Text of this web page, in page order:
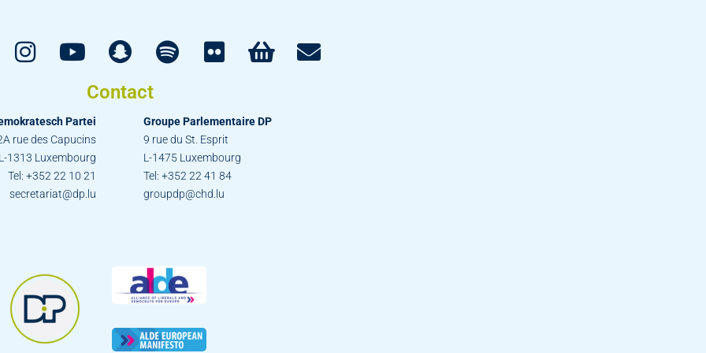
Contact
Partei
rue des Capucins
1313 Luxembourg
Tel: +352 22 10 21
secretariat@dp.lu
Groupe Parlementaire DP
9 rue du St. Esprit
L-1475 Luxembourg
Tel: +352 22 41 84
groupdp@chd.lu